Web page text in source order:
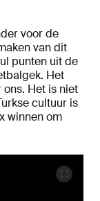
voor de
van dit
punten uit de
Het
Het is niet
cultuur is
winnen om